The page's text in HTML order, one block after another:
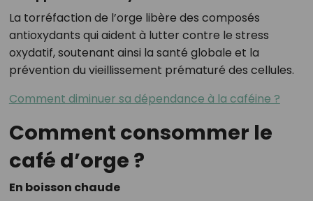
La torréfaction de l’orge libère des composés
antioxydants qui aident à lutter contre le stress
oxydatif, soutenant ainsi la santé globale et la
prévention du vieillissement prématuré des cellules.
Comment diminuer sa dépendance à la caféine ?
Comment consommer le
café d’orge ?
En boisson chaude